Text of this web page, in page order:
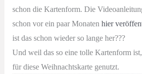
schon die Kartenform. Die
schon vor ein paar Monaten hier
ist das schon wieder so lange her???
Und weil das so eine tolle Kartenform
für diese Weihnachtskarte genutzt.